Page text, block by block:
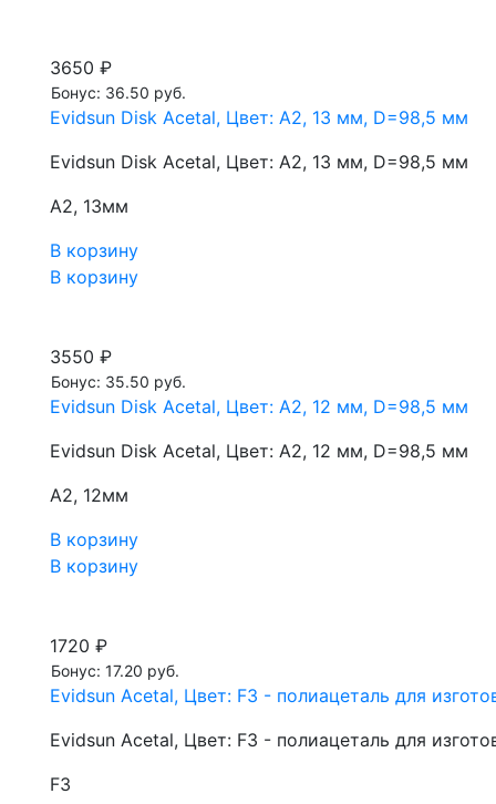
3650 ₽
Бонус: 36.50 руб.
Evidsun Disk Acetal, Цвет: A2, 13 мм, D=98,5 мм
Evidsun Disk Acetal, Цвет: A2, 13 мм, D=98,5 мм
A2, 13мм
В корзину
В корзину
3550 ₽
Бонус: 35.50 руб.
Evidsun Disk Acetal, Цвет: A2, 12 мм, D=98,5 мм
Evidsun Disk Acetal, Цвет: A2, 12 мм, D=98,5 мм
A2, 12мм
В корзину
В корзину
1720 ₽
Бонус: 17.20 руб.
Evidsun Acetal, Цвет: F3 - полиацеталь для
Evidsun Acetal, Цвет: F3 - полиацеталь для
F3